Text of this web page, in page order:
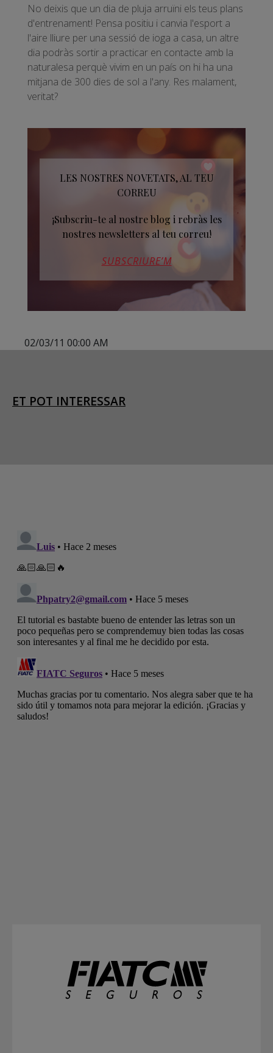
No deixis que un dia de pluja arruïni els teus plans
d'entrenament! Pensa positiu i canvia l'esport a
l'aire lliure per una sessió de ioga a casa, un altre
dia podràs sortir a practicar en contacte amb la
naturalesa perquè vivim en un país on hi ha una
mitjana de 300 dies de sol a l'any. Res malament,
veritat?
LES NOSTRES NOVETATS, AL TEU
CORREU
¡Subscriu-te al nostre blog i rebràs les
nostres newsletters al teu correu!
SUBSCRIURE’M
02/03/11 00:00 AM
ET POT INTERESSAR